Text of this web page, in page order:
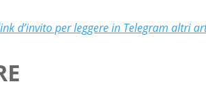
d’invito per leggere in Telegram altri